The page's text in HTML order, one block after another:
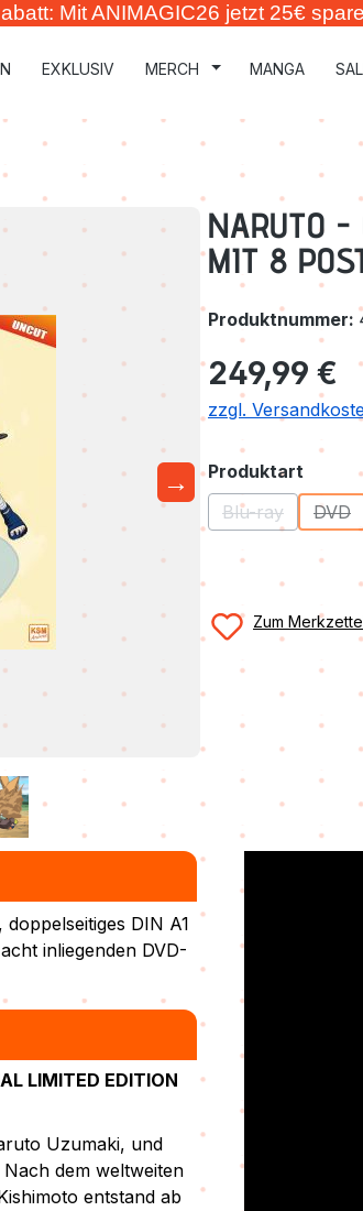
Mit ANIMAGIC26 jetzt 25€
EXKLUSIV MERCH MANGA
→
NARUTO -
MIT 8
Produktnummer:
Regulärer Preis:
249,99 €
zzgl.
Produktart
Blu-ray
(Diese Option
DVD
Zum
DIN A1
inliegenden DVD-
LIMITED EDITION
Uzumaki, und
dem weltweiten
entstand ab